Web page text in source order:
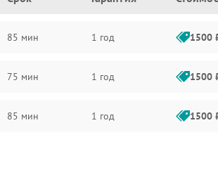
85 мин 1 год 1500
75 мин 1 год 1500
85 мин 1 год 1500